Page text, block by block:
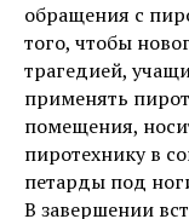
обращения с
того, чтобы
трагедией,
применять
помещения,
пиротехнику в
петарды под
В завершении